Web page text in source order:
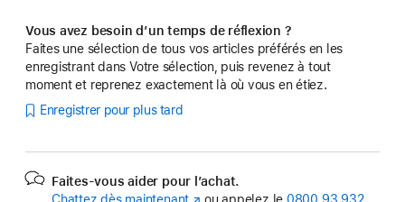
Vous avez besoin d’un temps de réflexion ?
Faites une sélection de tous vos articles préférés en les
enregistrant dans Votre sélection, puis revenez à tout
moment et reprenez exactement là où vous en étiez.
Enregistrer pour plus tard
Faites-vous aider pour l’achat.
Chattez dès maintenant (s’ouvre
ou appelez le 0800 93 932.